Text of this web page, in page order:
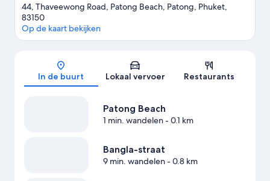
44, Thaveewong Road, Patong Beach, Patong, Phuket,
83150
Op de kaart bekijken
In de buurt Lokaal vervoer Restaurants
Patong Beach
1 min. wandelen- 0.1 km
Bangla-straat
9 min. wandelen- 0.8 km